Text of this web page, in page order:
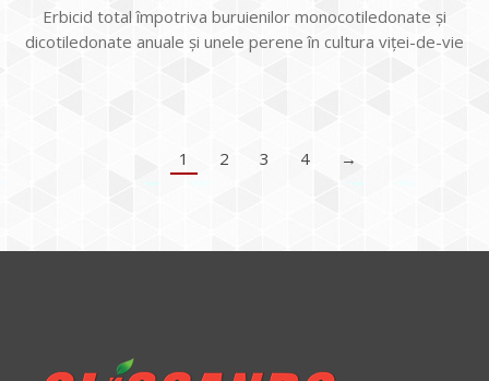
Erbicid total împotriva buruienilor monocotiledonate și
dicotiledonate anuale și unele perene în cultura viței-de-vie
1 2 3 4 →